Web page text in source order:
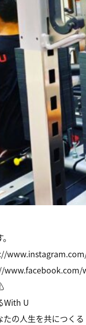
www.facebook.com/
With U
の人生を共につくる